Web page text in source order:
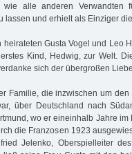
alle anderen Verwandten
lassen und erhielt als Einziger
Gusta Vogel und Leo
Kind, Hedwig, zur Welt.
sich der übergroßen
Familie, die inzwischen um
über Deutschland nach
wo er eineinhalb Jahre im
die Franzosen 1923
Jelenko, Oberspielleiter